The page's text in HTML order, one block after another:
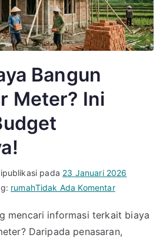
Bangun
Meter? Ini
pada 23 Januari 2026
rumahTidak Ada Komentarpada
Biaya
Bangun
mencari informasi terkait biaya
Daripada penasaran,